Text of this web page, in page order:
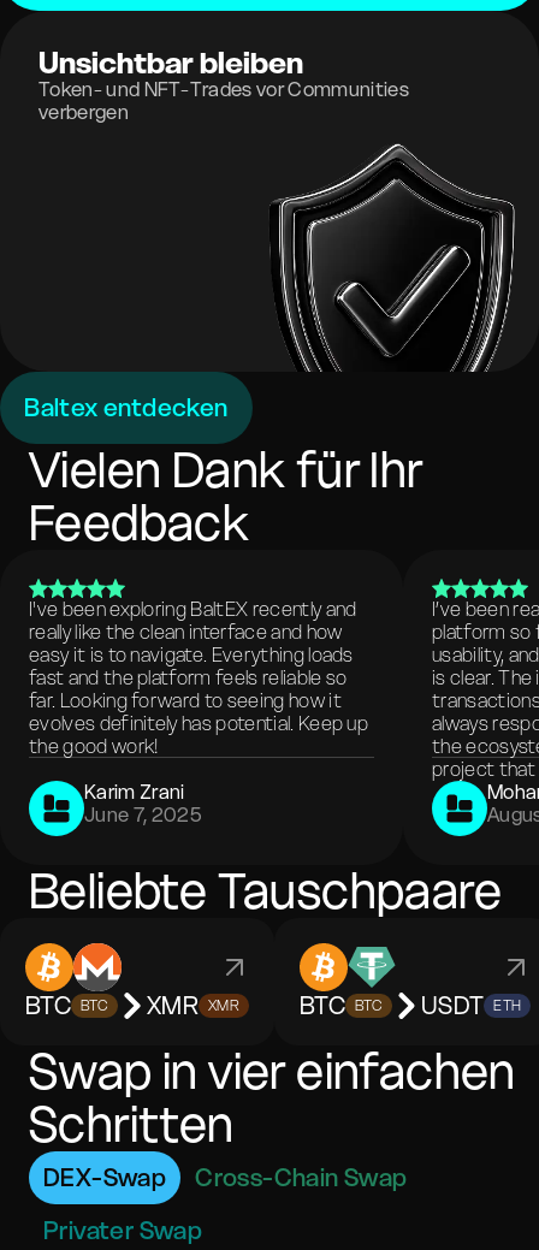
Unsichtbar bleiben
Token- und NFT-Trades vor Communities
verbergen
Baltex entdecken
Vielen Dank für Ihr
Feedback
I've been exploring BaltEX recently and
really like the clean interface and how
easy it is to navigate. Everything loads
fast and the platform feels reliable so
far. Looking forward to seeing how it
evolves definitely has potential. Keep up
the good work!
Karim Zrani
June 7, 2025
I’ve been
platform so
usability,
is clear.
always
the
project that
Beliebte Tauschpaare
BTC BTC XMR XMR BTC BTC USDT ETH
Swap in vier einfachen
Schritten
DEX-Swap
Cross-Chain Swap
Privater Swap